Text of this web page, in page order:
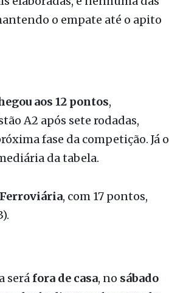
elaboradas, e nenhuma das
o empate até o apito
aos 12 pontos,
A2 após sete rodadas,
fase da competição. Já o
da tabela.
Ferroviária, com 17 pontos,
será fora de casa, no sábado